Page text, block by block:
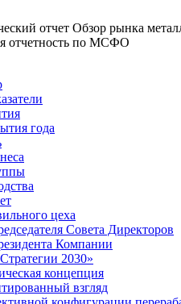
отчет Обзор рынка
отчетность по МСФО
года
цеха
Совета Директоров
Компании
2030»
концепция
взгляд